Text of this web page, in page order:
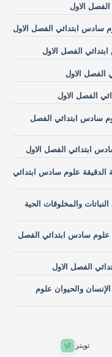
الاول
سادس ابتدائي الفصل الاول
الفصل الاول
الفصل الاول
الفصل الاول
سادس ابتدائي الفصل
ابتدائي الفصل الاول
علوم سادس ابتدائي
والمخلوقات الحية
علوم سادس ابتدائي الفصل
الفصل الاول
والحيوان علوم
تويتر